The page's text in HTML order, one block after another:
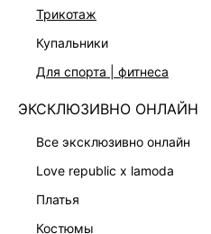
трикотаж
купальники
для спорта | фитнеса
ЭКСКЛЮЗИВНО ОНЛАЙН
все эксклюзивно онлайн
love republic x lamoda
платья
костюмы
в AppStore
КАТАЛОГ
КОМПАНИЯ